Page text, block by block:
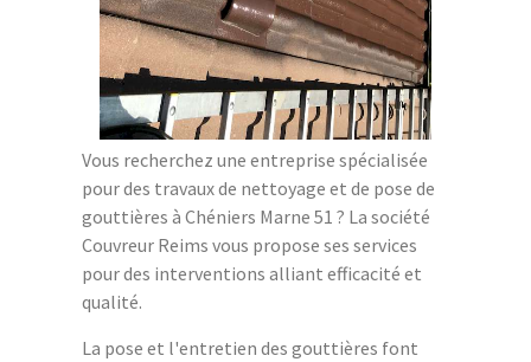
Vous recherchez une entreprise spécialisée
pour des travaux de nettoyage et de pose de
gouttières à Chéniers Marne 51 ? La société
Couvreur Reims vous propose ses services
pour des interventions alliant efficacité et
qualité.
La pose et l'entretien des gouttières font